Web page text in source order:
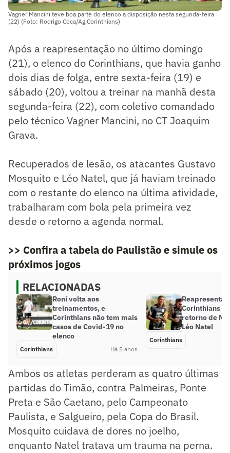
Vagner Mancini teve boa parte do elenco a disposição nesta segunda-feira
(22) (Foto: Rodrigo Coca/Ag.Corinthians)
Após a reapresentação no último domingo
(21), o elenco do Corinthians, que havia ganho
dois dias de folga, entre sexta-feira (19) e
sábado (20), voltou a treinar na manhã desta
segunda-feira (22), com coletivo comandado
pelo técnico Vagner Mancini, no CT Joaquim
Grava.
Recuperados de lesão, os atacantes Gustavo
Mosquito e Léo Natel, que já haviam treinado
com o restante do elenco na última atividade,
trabalharam com bola pela primeira vez
desde o retorno a agenda normal.
>> Confira a tabela do Paulistão e simule os
próximos jogos
RELACIONADAS
Roni volta aos
treinamentos, e
Corinthians não tem mais
casos de Covid-19 no
elenco
Corinthians Há 5 anos
Corinthians
retorno de
Léo Natel
Corinthians
Ambos os atletas perderam as quatro últimas
partidas do Timão, contra Palmeiras, Ponte
Preta e São Caetano, pelo Campeonato
Paulista, e Salgueiro, pela Copa do Brasil.
Mosquito cuidava de dores no joelho,
enquanto Natel tratava um trauma na perna.